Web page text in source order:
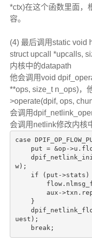
*ctx)在这个函数里面，
容。
(4) 最后调用static void
struct upcall *upcalls,
内核中的datapath
他会调用void
**ops, size_t n_ops)，
>operate(dpif, ops,
会调用
会调用netlink修改内核
case
put = &op-
w);
if (put->stats)
aux-
    }
uest);
    break;